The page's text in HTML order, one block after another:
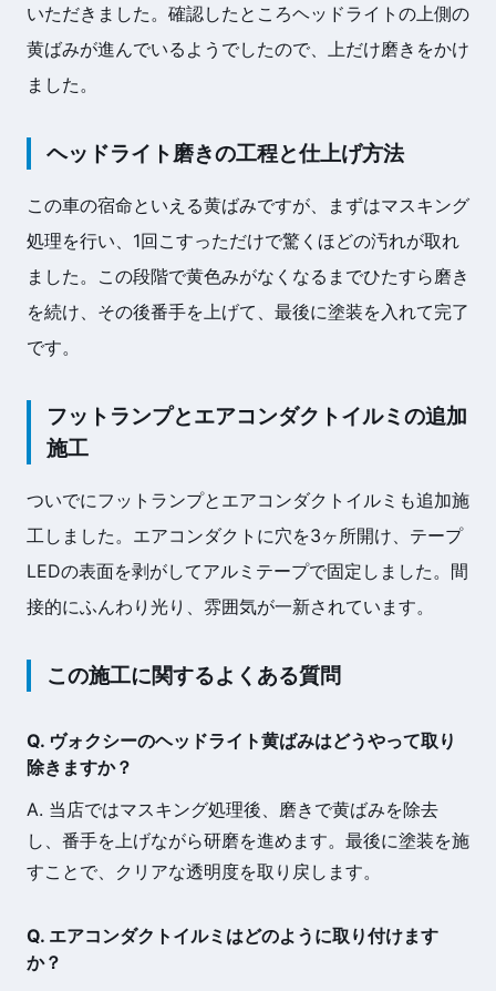
いただきました。確認したところヘッドライトの上側の
黄ばみが進んでいるようでしたので、上だけ磨きをかけ
ました。
ヘッドライト磨きの工程と仕上げ方法
この車の宿命といえる黄ばみですが、まずはマスキング
処理を行い、1回こすっただけで驚くほどの汚れが取れ
ました。この段階で黄色みがなくなるまでひたすら磨き
を続け、その後番手を上げて、最後に塗装を入れて完了
です。
フットランプとエアコンダクトイルミの追加
施工
ついでにフットランプとエアコンダクトイルミも追加施
工しました。エアコンダクトに穴を3ヶ所開け、テープ
LEDの表面を剥がしてアルミテープで固定しました。間
接的にふんわり光り、雰囲気が一新されています。
この施工に関するよくある質問
Q. ヴォクシーのヘッドライト黄ばみはどうやって取り
除きますか？
A. 当店ではマスキング処理後、磨きで黄ばみを除去
し、番手を上げながら研磨を進めます。最後に塗装を施
すことで、クリアな透明度を取り戻します。
Q. エアコンダクトイルミはどのように取り付けます
か？